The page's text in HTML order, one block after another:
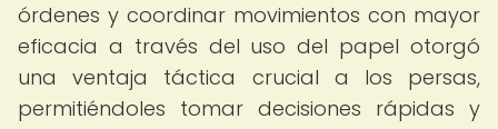
órdenes y coordinar movimientos con mayor
eficacia a través del uso del papel otorgó
una ventaja táctica crucial a los persas,
permitiéndoles tomar decisiones rápidas y